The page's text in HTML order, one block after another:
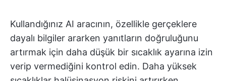
Kullandığınız AI aracının, özellikle gerçeklere
dayalı bilgiler ararken yanıtların doğruluğunu
artırmak için daha düşük bir sıcaklık ayarına izin
verip vermediğini kontrol edin. Daha yüksek